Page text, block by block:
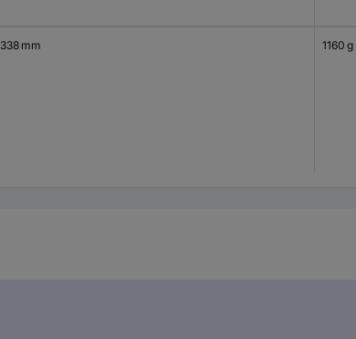
338 mm 1160 g